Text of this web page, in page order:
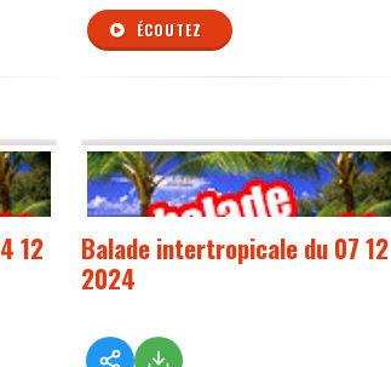
ÉCOUTEZ
12
Balade intertropicale du 07 12
2024